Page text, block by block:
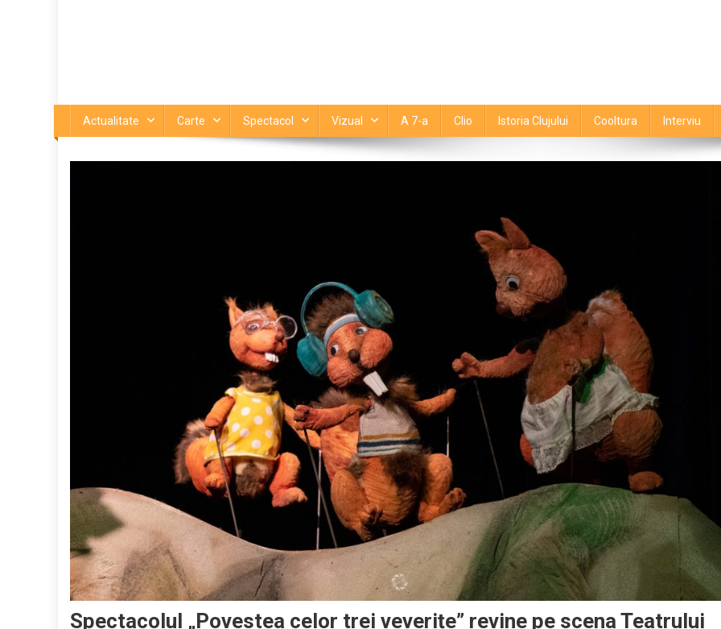
Actualitate Carte Spectacol Vizual A 7-a Clio Istoria Clujului Cooltura Interviu
Spectacolul „Povestea celor trei veverițe” revine pe scena Teatrului